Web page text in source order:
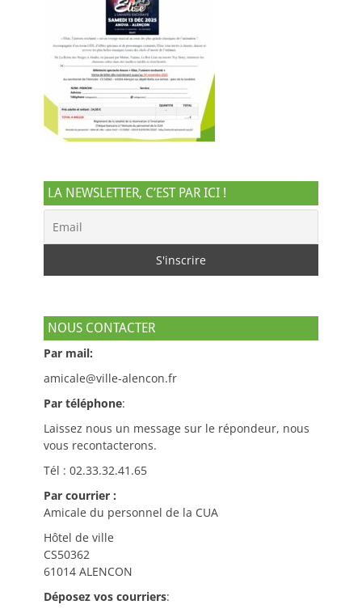
LA NEWSLETTER, C’EST PAR ICI !
NOUS CONTACTER
Par mail:
amicale@ville-alencon.fr
Par téléphone:
Laissez nous un message sur le répondeur, nous
vous recontacterons.
Tél : 02.33.32.41.65
Par courrier :
Amicale du personnel de la CUA
Hôtel de ville
CS50362
61014 ALENCON
Déposez vos courriers: